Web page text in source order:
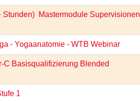
 Mastermodule Supervisionen
- Yogaanatomie - WTB Webinar
C Basisqualifizierung Blended
1